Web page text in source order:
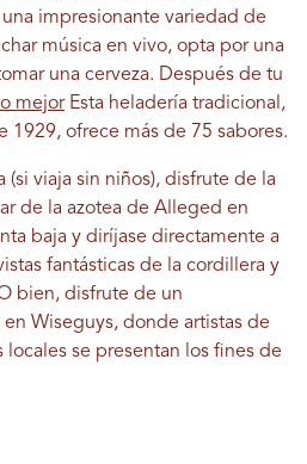
impresionante variedad de
música en vivo, opta por una
una cerveza. Después de tu
mejorEsta heladería tradicional,
1929, ofrece más de 75 sabores.
(si viaja sin niños), disfrute de la
de la azotea de Alleged en
baja y diríjase directamente a
fantásticas de la cordillera y
bien, disfrute de un
Wiseguys, donde artistas de
se presentan los fines de